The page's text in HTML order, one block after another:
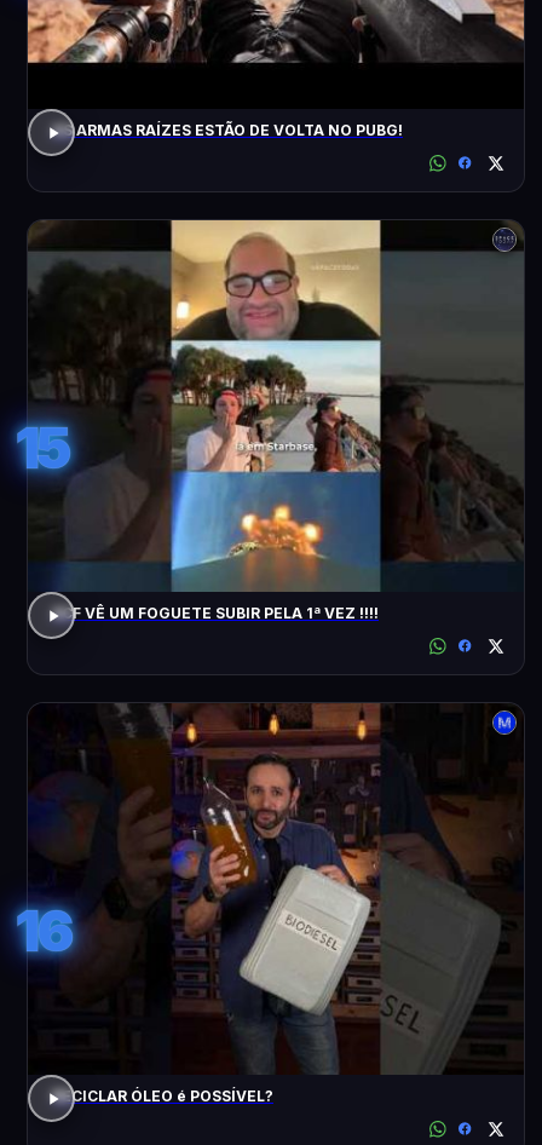
AS ARMAS RAÍZES ESTÃO DE VOLTA NO PUBG!
15
ACF VÊ UM FOGUETE SUBIR PELA 1ª VEZ !!!!
16
RECICLAR ÓLEO é POSSÍVEL?